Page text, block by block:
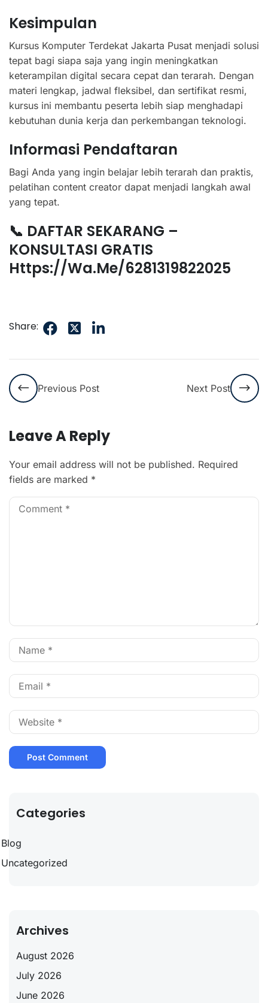
Kesimpulan
Kursus Komputer Terdekat Jakarta Pusat menjadi solusi
tepat bagi siapa saja yang ingin meningkatkan
keterampilan digital secara cepat dan terarah. Dengan
materi lengkap, jadwal fleksibel, dan sertifikat resmi,
kursus ini membantu peserta lebih siap menghadapi
kebutuhan dunia kerja dan perkembangan teknologi.
Informasi Pendaftaran
Bagi Anda yang ingin belajar lebih terarah dan praktis,
pelatihan content creator dapat menjadi langkah awal
yang tepat.
📞 DAFTAR SEKARANG –
KONSULTASI GRATIS
Https://wa.me/6281319822025
Share:
Previous Post Next Post
Leave A Reply
Your email address will not be published. Required
fields are marked *
Categories
Blog
Uncategorized
Archives
August 2026
July 2026
June 2026